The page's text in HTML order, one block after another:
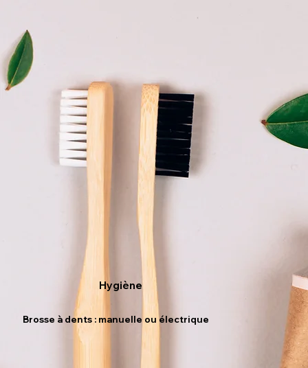
Hygiène
Brosse à dents : manuelle ou électrique